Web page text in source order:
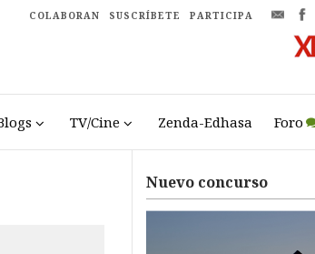
COLABORAN SUSCRÍBETE PARTICIPA
TV/Cine Zenda-Edhasa Foro
Nuevo concurso